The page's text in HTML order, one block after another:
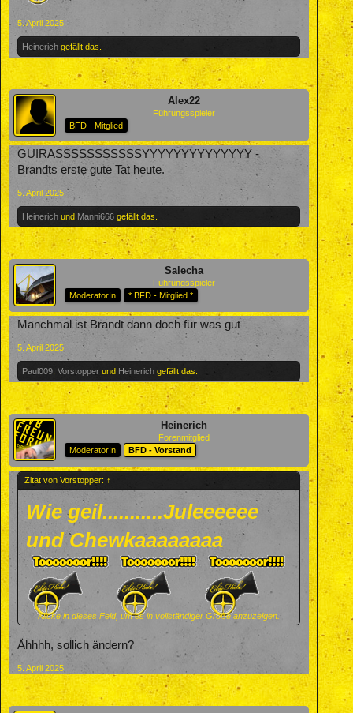
5. April 2025
Heinerich gefällt das.
Alex22
Führungsspieler
BFD - Mitglied
GUIRASSSSSSSSSSSYYYYYYYYYYYYYY -
Brandts erste gute Tat heute.
5. April 2025
Heinerich und Manni666 gefällt das.
Salecha
Führungsspieler
ModeratorIn
* BFD - Mitglied *
Manchmal ist Brandt dann doch für was gut
5. April 2025
Paul009 Vorstopper und Heinerich gefällt das.
Heinerich
Forenmitglied
ModeratorIn
BFD - Vorstand
Zitat von Vorstopper: ↑
Wie geil...........Juleeeeee
und Chewkaaaaaaaa
Klicke in dieses Feld, um es in vollständiger Größe anzuzeigen.
Ähhhh, sollich ändern?
5. April 2025